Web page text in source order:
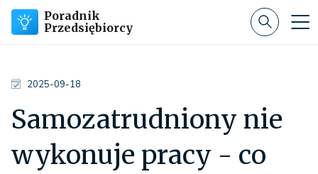
Poradnik
Przedsiębiorcy
2025-09-18
Samozatrudniony nie
wykonuje pracy - co